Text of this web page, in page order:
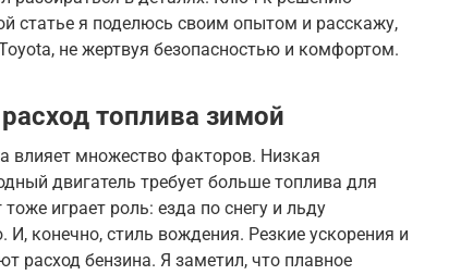
статье я поделюсь своим опытом и расскажу,
не жертвуя безопасностью и комфортом.
топлива зимой
влияет множество факторов. Низкая
двигатель требует больше топлива для
играет роль: езда по снегу и льду
И, конечно, стиль вождения. Резкие ускорения и
расход бензина. Я заметил, что плавное